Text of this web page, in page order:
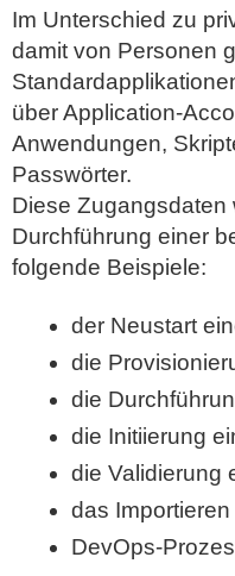
Im Unterschied zu
damit von Personen
über Application-
Anwendungen,
Passwörter.
Diese Zugangsdaten
Durchführung einer
folgende Beispiele:
der Neustart
die
die
die Initiierung
die Validierung
das
DevOps-